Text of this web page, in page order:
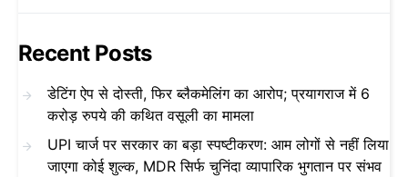
Recent Posts
डेटिंग ऐप से दोस्ती, फिर ब्लैकमेलिंग का आरोप; प्रयागराज में 6
करोड़ रुपये की कथित वसूली का मामला
UPI चार्ज पर सरकार का बड़ा स्पष्टीकरण: आम लोगों से नहीं लिया
जाएगा कोई शुल्क, MDR सिर्फ चुनिंदा व्यापारिक भुगतान पर संभव